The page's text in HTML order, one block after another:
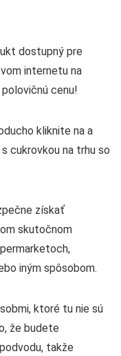
dostupný pre
internetu na
cenu!
kliknite na a
cukrovkou na trhu so
získať
skutočnom
iným spôsobom.
ktoré tu nie sú
že budete
takže